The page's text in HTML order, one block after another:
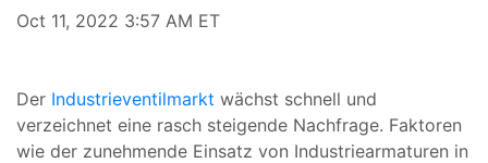
Oct 11, 2022 3:57 AM ET
Der Industrieventilmarkt wächst schnell und
verzeichnet eine rasch steigende Nachfrage. Faktoren
wie der zunehmende Einsatz von Industriearmaturen in